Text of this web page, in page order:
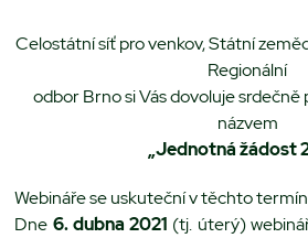
Celostátní síť pro venkov, Státní
Regionální
odbor Brno si Vás dovoluje srdečně
názvem
„Jednotná žádost
Webináře se uskuteční v těchto
Dne 6. dubna 2021 (tj. úterý)